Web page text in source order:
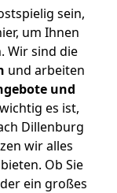
sein,
um Ihnen
Wir sind die
und arbeiten
und
es ist,
Dillenburg
wir alles
Ob Sie
ein großes